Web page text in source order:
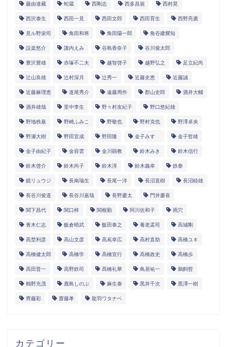
藤由達藏 蛇蔵 西剛志 西多昌規 西村晃
西沢泰生 西田一見 西田文郎 西田育生 西野亮廣
見ル野栄司 角田和将 角田陽一郎 角谷建耀知
設楽悠介 諏内えみ 谷島香奈子 谷川俊太郎
豊沢豊雄 赤塚不二夫 越智啓子 越野弘之 足立紀尚
辻山良雄 辻村深月 辻秀一 近藤史恵 近藤誠
近藤麻理恵 道尾秀介 遠藤周作 郡山史郎 酒井大輔
酒井雄哉 里中李生 野々村友紀子 野口悠紀雄
野地秩嘉 野崎ふみこ 野敬也 野村克也 野澤卓央
野瀬大樹 野田宜成 野田隆 金子みすゞ 金子哲雄
金子由紀子 金容雲 金川顕教 鈴木みき 鈴木信行
鈴木啓介 鈴木尚子 鈴木淳 鈴木義幸 鉄拳
鏡リュウジ 長南瑞生 長尾一洋 長沼直樹 長沼睦雄
長谷川俊道 長谷川嘉哉 長野慶太 門井慶喜
関下昌代 関口梓 関根勤 阿川佐和子 雨穴
青木仁志 飯倉晴武 飯田泰之 養老孟司 高城剛
高埜利彦 高山文彦 高嶌幸広 高村直助 高橋ユキ
高橋健太郎 高橋学 高橋宣行 高橋政史 高橋歩
高田晋一 高野鉄司 髙橋礼華 鳥居祐一 鵜飼哲
鶴野充茂 鹿島しのぶ 麻生泰 黒井千次 黒澤一樹
齊藤彩 齋藤孝 龍羽ワタナベ
カテゴリー